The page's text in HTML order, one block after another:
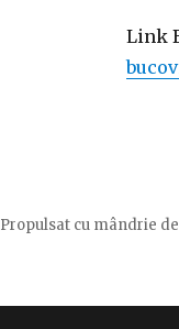
Link
Propulsat cu mândrie